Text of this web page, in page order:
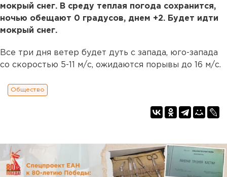
мокрый снег. В среду теплая погода сохранится,
ночью обещают 0 градусов, днем +2. Будет идти
мокрый снег.
Все три дня ветер будет дуть с запада, юго-запада
со скоростью 5-11 м/с, ожидаются порывы до 16 м/с.
Общество